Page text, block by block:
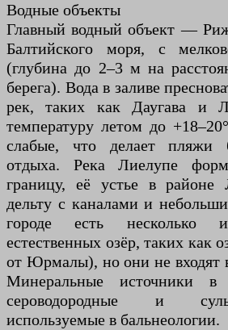
Водные объекты
Главный водный объект —
Балтийского моря, с
(глубина до 2–3 м на
берега). Вода в заливе
рек, таких как Даугава и
температуру летом до
слабые, что делает пляжи
отдыха. Река Лиелупе
границу, её устье в районе
дельту с каналами и
городе есть несколько
естественных озёр, таких как
от Юрмалы), но они не входят
Минеральные источники
сероводородные и
используемые в бальнеологии.